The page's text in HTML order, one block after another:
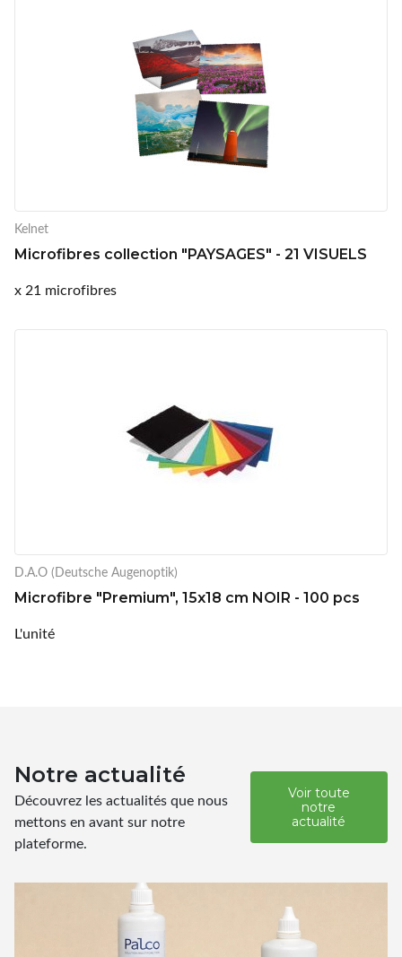
Kelnet
Microfibres collection "PAYSAGES" - 21 VISUELS
x 21 microfibres
D.A.O (Deutsche Augenoptik)
Microfibre "Premium", 15x18 cm NOIR - 100 pcs
L'unité
Notre actualité
Découvrez les actualités que nous
mettons en avant sur notre
plateforme.
Voir toute
notre
actualité